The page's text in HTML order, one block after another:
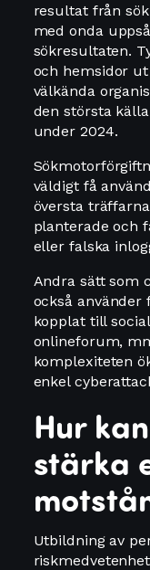
resultat från
med onda
sökresultaten.
och hemsidor
välkända
den största
under 2024.
väldigt få
översta
planterade och
eller falska
Andra sätt som
också
kopplat till
onlineforum,
komplexiteten
enkel
Hur
stärka
Utbildning av